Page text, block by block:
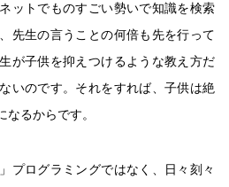
ットでものすごい勢いで知識を検索
先生の言うことの何倍も先を行って
が子供を抑えつけるような教え方だ
いのです。それをすれば、子供は絶
るからです。
プログラミングではなく、日々刻々